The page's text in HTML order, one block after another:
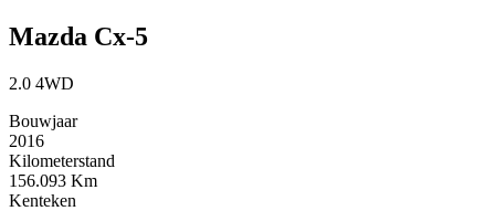
Mazda Cx-5
2.0 4WD
Bouwjaar
2016
Kilometerstand
156.093 Km
Kenteken